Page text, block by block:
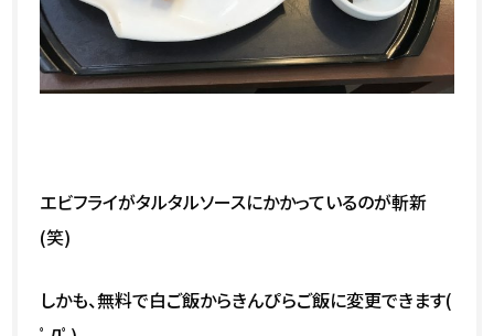
エビフライがタルタルソースにかかっているのが斬新
(笑)
しかも、無料で白ご飯からきんぴらご飯に変更できます(